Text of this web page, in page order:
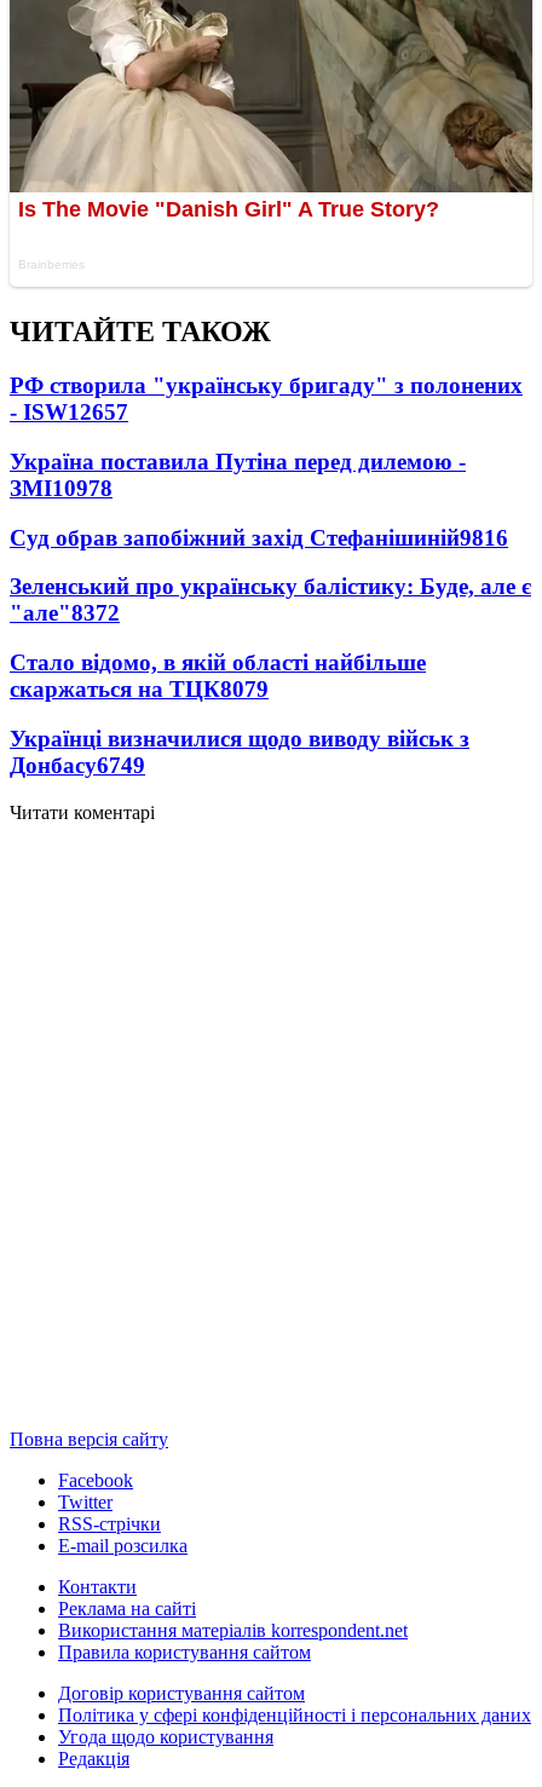
ЧИТАЙТЕ ТАКОЖ
РФ створила "українську бригаду" з полонених
- ISW12657
Україна поставила Путіна перед дилемою -
ЗМІ10978
Суд обрав запобіжний захід Стефанішиній9816
Зеленський про українську балістику: Буде, але є
"але"8372
Стало відомо, в якій області найбільше
скаржаться на ТЦК8079
Українці визначилися щодо виводу військ з
Донбасу6749
Читати коментарі
Повна версія сайту
Facebook
Twitter
RSS-стрічки
E-mail розсилка
Контакти
Реклама на сайті
Використання матеріалів korrespondent.net
Правила користування сайтом
Договір користування сайтом
Політика у сфері конфіденційності і персональних даних
Угода щодо користування
Редакція